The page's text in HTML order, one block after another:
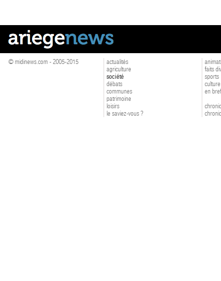
© midinews.com - 2005-2015
actualités
agriculture
société
débats
communes
patrimoine
loisirs
le saviez-vous ?
faits
sports
culture
en bref